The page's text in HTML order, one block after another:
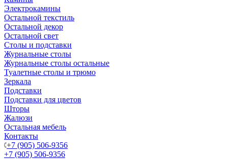
Электрокамины
Остальной текстиль
Остальной декор
Остальной свет
Столы и подставки
Журнальные столы
Журнальные столы остальные
Туалетные столы и трюмо
Зеркала
Подставки
Подставки для цветов
Шторы
Жалюзи
Остальная мебель
Контакты
+7 (905) 506-9356
+7 (905) 506-9356